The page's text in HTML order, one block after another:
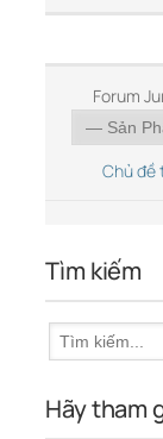
Forum
Chủ đề
Tìm kiếm
Hãy tham